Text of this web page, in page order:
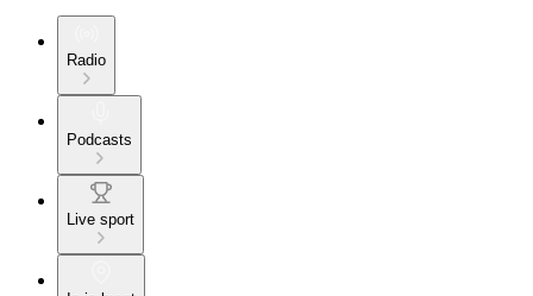
Radio
Podcasts
Live sport